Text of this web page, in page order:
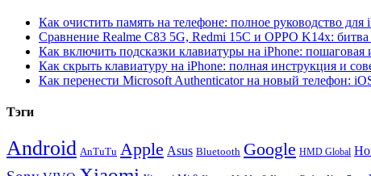
Как очистить память на телефоне: полное руководство для
Сравнение Realme C83 5G, Redmi 15C и OPPO K14x:
Как включить подсказки клавиатуры на iPhone: пошаговая
Как скрыть клавиатуру на iPhone: полная инструкция и
Как перенести Microsoft Authenticator на новый телефон:
Тэги
Android AnTuTu Apple Asus Bluetooth Google HMD Global